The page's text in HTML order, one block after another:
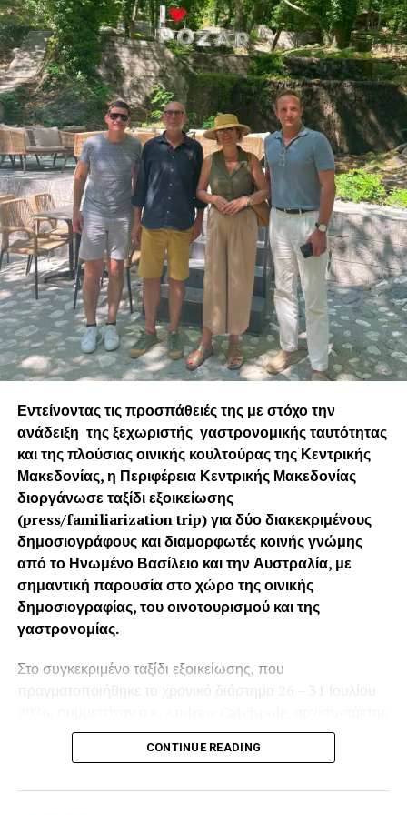
Ο ηλεκτρικός κινητήρας αποδίδει 95 HP και 158 Nm, με
την μπαταρία να έχει ενεργειακή χωρητικότητα 37,3 kWh
και την εργοστασιακή αυτονομία στο μικτό κύκλο WLTP να
αγγίζει τα 265 km. Στον αστικό κύκλο το νούμερο αυτό
εκτοξεύεται στα 395 km και είναι απόλυτα ρεαλιστικό σε
πραγματικές συνθήκες.
Αθόρυβο, ευέλικτο στην οδήγηση, πανεύκολο στο
παρκάρισμα και με σχεδόν αμελητέο κόστος χρήσης, το
Leapmotor T03 έχει κερδίσει τη θέση του ως μια
κορυφαία επιλογή στα αυτοκίνητα πόλης. Μπορείτε να το
δείτε από κοντά και να το οδηγήσετε στις εκθέσεις της
μάρκας σε ολόκληρη τη χώρα, προκειμένου να σας
εντυπωσιάσει με τις ικανότητές του.
Εντείνοντας τις προσπάθειές της με στόχο την
ανάδειξη της ξεχωριστής γαστρονομικής ταυτότητας
και της πλούσιας οινικής κουλτούρας της Κεντρικής
Μακεδονίας, η Περιφέρεια Κεντρικής Μακεδονίας
διοργάνωσε ταξίδι εξοικείωσης
(press/familiarizationtrip) για δύο διακεκριμένους
δημοσιογράφους και διαμορφωτές κοινής γνώμης
από το Ηνωμένο Βασίλειο και την Αυστραλία, με
σημαντική παρουσία στο χώρο της οινικής
δημοσιογραφίας, του οινοτουρισμού και της
γαστρονομίας.
Στο συγκεκριμένο ταξίδι εξοικείωσης, που
πραγματοποιήθηκε το χρονικό διάστημα 26 – 31 Ιουλίου
του κορυφαίου βρετανικού περιοδικού «Harpers Wine &
και ο κ. Michael Lazarou, οινοκριτικός και
CONTINUE READING